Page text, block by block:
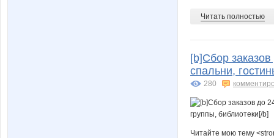
Читать полностью
[b]Сбор
спальни,
280
Читайте мою тему